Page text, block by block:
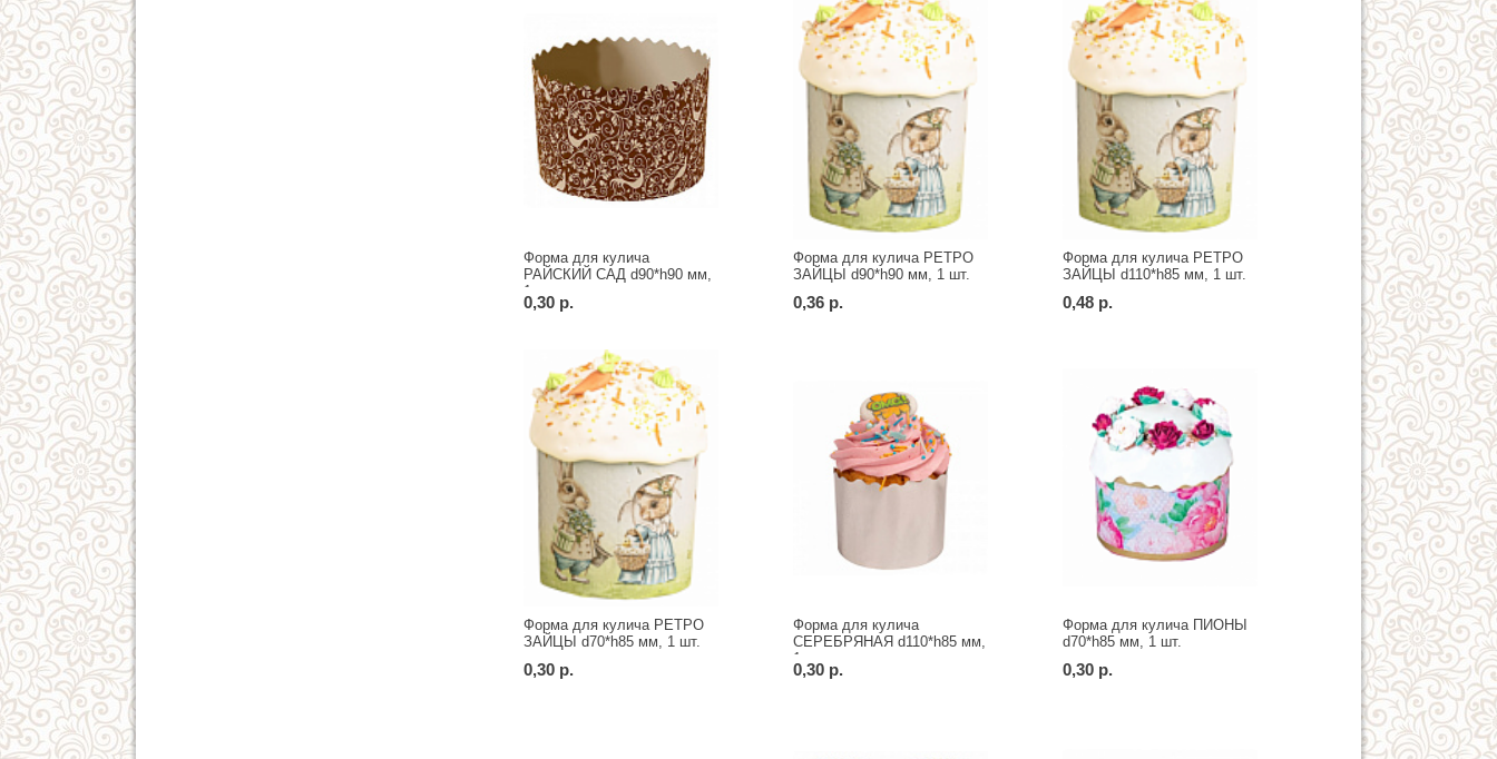
Форма для кулича
РАЙСКИЙ САД d90*h90 мм,
1 шт.
0,30 р.
Форма для кулича РЕТРО
ЗАЙЦЫ d90*h90 мм, 1 шт.
0,36 р.
Форма для кулича РЕТРО
ЗАЙЦЫ d110*h85 мм, 1 шт.
0,48 р.
Форма для кулича РЕТРО
ЗАЙЦЫ d70*h85 мм, 1 шт.
0,30 р.
Форма для кулича
СЕРЕБРЯНАЯ d110*h85 мм,
1 шт.
0,30 р.
Форма для кулича ПИОНЫ
d70*h85 мм, 1 шт.
0,30 р.